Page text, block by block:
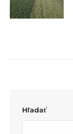
Hľadať